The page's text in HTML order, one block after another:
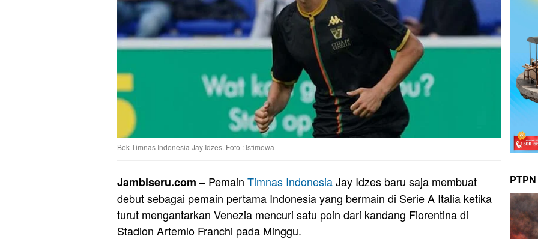
Bek Timnas Indonesia Jay Idzes. Foto : Istimewa
Jambiseru.com – Pemain Timnas IndonesiaJay Idzes baru saja membuat
debut sebagai pemain pertama Indonesia yang bermain di Serie A Italia ketika
turut mengantarkan Venezia mencuri satu poin dari kandang Fiorentina di
Stadion Artemio Franchi pada Minggu.